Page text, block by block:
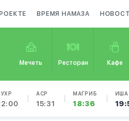
ВРЕМЯ НАМАЗА
Мечеть Ресторан Кафе
АСР
15:31
МАГРИБ
18:36
ИША